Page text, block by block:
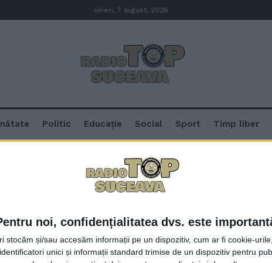
noi, confidențialitatea dvs. este
stocăm și/sau accesăm informații pe un dispozitiv, cum ar fi cookie-
unici și informații standard trimise de un dispozitiv pentru
vineri, 7 august, 2026
Politic Educație Social Sport Timp liber
Chirurgul Sorin Hîncu, la
Moldovanu: Doctorul